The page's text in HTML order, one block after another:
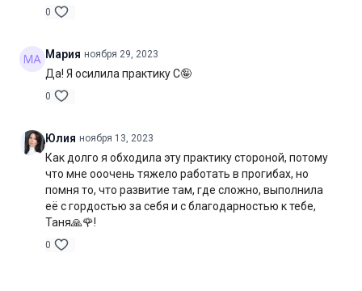
0
Мария ноября 29, 2023
Да! Я осилила практику С🤪
0
Юлия ноября 13, 2023
Как долго я обходила эту практику стороной, потому
что мне ооочень тяжело работать в прогибах, но
помня то, что развитие там, где сложно, выполнила
её с гордостью за себя и с благодарностью к тебе,
Таня🙏🌹!
0